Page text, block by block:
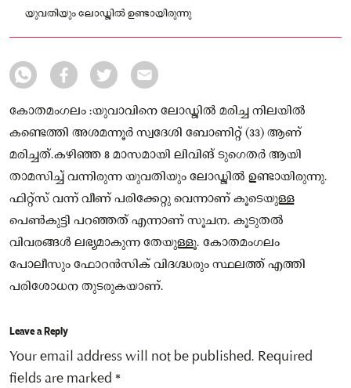
യുവതിയും ലോഡ്ജിൽ ഉണ്ടായിരുന്നു
കോതമംഗലം :യുവാവിനെ ലോഡ്ജിൽ മരിച്ച നിലയിൽ
കണ്ടെത്തി അശമന്നൂർ സ്വദേശി ബോണിറ്റ് (33) ആണ്
മരിച്ചത്.കഴിഞ്ഞ 8 മാസമായി ലിവിങ് ടുഗെതർ ആയി
താമസിച്ച് വന്നിരുന്ന യുവതിയും ലോഡ്ജിൽ ഉണ്ടായിരുന്നു.
ഫിറ്റ്സ് വന്ന് വീണ് പരിക്കേറ്റു വെന്നാണ് കൂടെയുള്ള
പെൺകുട്ടി പറഞ്ഞത് എന്നാണ് സൂചന. കൂടുതൽ
വിവരങ്ങൾ ലഭ്യമാകുന്ന തേയുള്ളൂ. കോതമംഗലം
പോലീസും ഫോറൻസിക് വിദഗ്ദ്ധരും സ്ഥലത്ത് എത്തി
പരിശോധന തുടരുകയാണ്.
Leave a Reply
Your email address will not be published. Required
fields are marked *